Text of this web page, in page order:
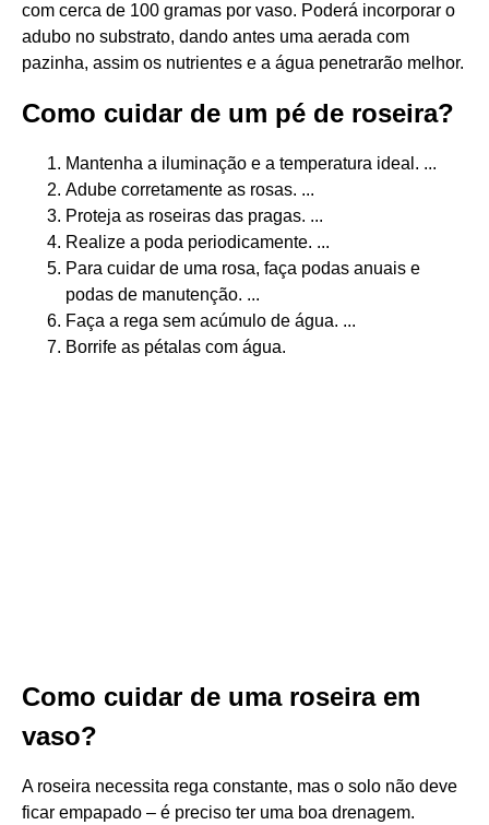
com cerca de 100 gramas por vaso. Poderá incorporar o
adubo no substrato, dando antes uma aerada com
pazinha, assim os nutrientes e a água penetrarão melhor.
Como cuidar de um pé de roseira?
Mantenha a iluminação e a temperatura ideal. ...
Adube corretamente as rosas. ...
Proteja as roseiras das pragas. ...
Realize a poda periodicamente. ...
Para cuidar de uma rosa, faça podas anuais e
podas de manutenção. ...
Faça a rega sem acúmulo de água. ...
Borrife as pétalas com água.
Como cuidar de uma roseira em
vaso?
A roseira necessita rega constante, mas o solo não deve
ficar empapado – é preciso ter uma boa drenagem.